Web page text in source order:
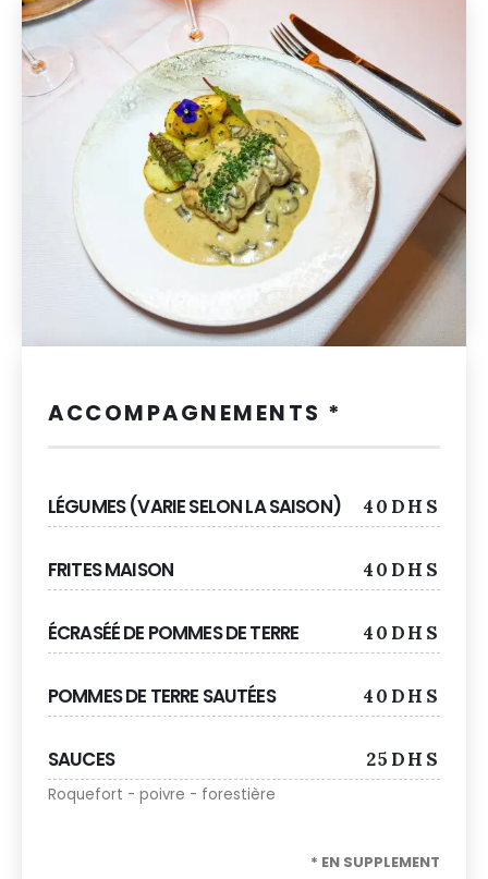
ACCOMPAGNEMENTS *
LÉGUMES (VARIE SELON LA SAISON) 40DHS
FRITES MAISON 40DHS
ÉCRASÉÉ DE POMMES DE TERRE 40DHS
POMMES DE TERRE SAUTÉES 40DHS
SAUCES 25DHS
Roquefort - poivre - forestière
* EN SUPPLEMENT